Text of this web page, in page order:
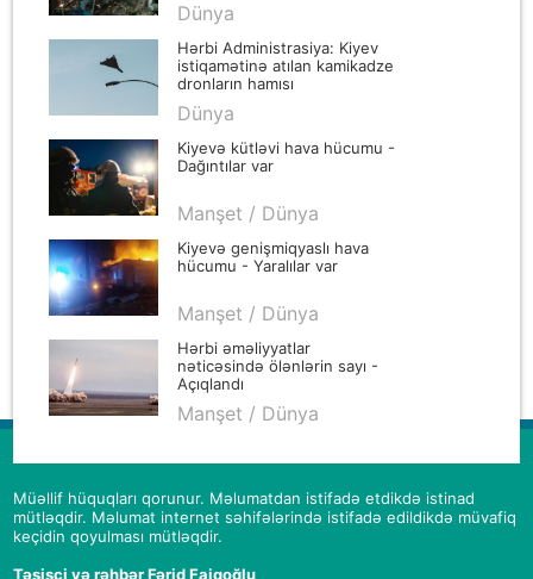
Dünya
Hərbi Administrasiya: Kiyev
istiqamətinə atılan kamikadze
dronların hamısı
Dünya
Kiyevə kütləvi hava hücumu -
Dağıntılar var
Manşet / Dünya
Kiyevə genişmiqyaslı hava
hücumu - Yaralılar var
Manşet / Dünya
Hərbi əməliyyatlar
nəticəsində ölənlərin sayı -
Açıqlandı
Manşet / Dünya
Müəllif hüquqları qorunur. Məlumatdan istifadə etdikdə istinad
mütləqdir. Məlumat internet səhifələrində istifadə edildikdə müvafiq
keçidin qoyulması mütləqdir.
Təsisçi və rəhbər Fərid Faiqoğlu